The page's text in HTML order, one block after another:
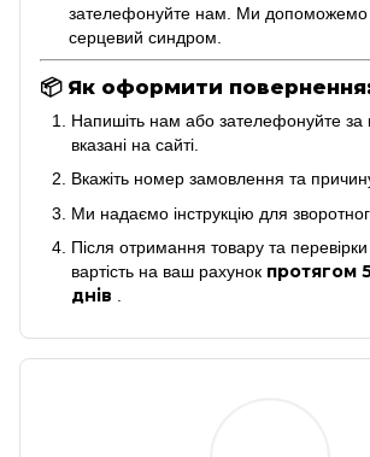
зателефонуйте нам. Ми
серцевий синдром.
📦Як оформити повернення:
Напишіть нам або зателефонуйте за
вказані на сайті.
Вкажіть номер замовлення та
Ми надаємо інструкцію для
Після отримання товару та
вартість на ваш рахунок протягом
днів